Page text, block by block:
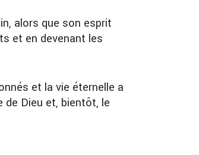
alors que son esprit
et en devenant les
et la vie éternelle a
Dieu et, bientôt, le